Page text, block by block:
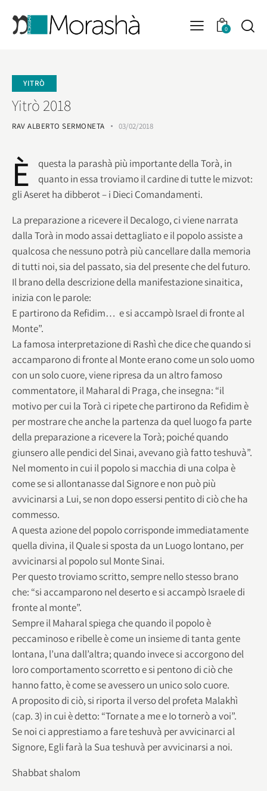
0
YITRÒ
Yitrò 2018
RAV ALBERTO SERMONETA 03/02/2018
È
questa la parashà più importante della Torà, in
quanto in essa troviamo il cardine di tutte le mizvot:
gli Aseret ha dibberot – i Dieci Comandamenti.
La preparazione a ricevere il Decalogo, ci viene narrata
dalla Torà in modo assai dettagliato e il popolo assiste a
qualcosa che nessuno potrà più cancellare dalla memoria
di tutti noi, sia del passato, sia del presente che del futuro.
Il brano della descrizione della manifestazione sinaitica,
inizia con le parole:
E partirono da Refidim… e si accampò Israel di fronte al
Monte”.
La famosa interpretazione di Rashì che dice che quando si
accamparono di fronte al Monte erano come un solo uomo
con un solo cuore, viene ripresa da un altro famoso
commentatore, il Maharal di Praga, che insegna: “il
motivo per cui la Torà ci ripete che partirono da Refidim è
per mostrare che anche la partenza da quel luogo fa parte
della preparazione a ricevere la Torà; poiché quando
giunsero alle pendici del Sinai, avevano già fatto teshuvà”.
Nel momento in cui il popolo si macchia di una colpa è
come se si allontanasse dal Signore e non può più
avvicinarsi a Lui, se non dopo essersi pentito di ciò che ha
commesso.
A questa azione del popolo corrisponde immediatamente
quella divina, il Quale si sposta da un Luogo lontano, per
avvicinarsi al popolo sul Monte Sinai.
Per questo troviamo scritto, sempre nello stesso brano
che: “si accamparono nel deserto e si accampò Israele di
fronte al monte”.
Sempre il Maharal spiega che quando il popolo è
peccaminoso e ribelle è come un insieme di tanta gente
lontana, l’una dall’altra; quando invece si accorgono del
loro comportamento scorretto e si pentono di ciò che
hanno fatto, è come se avessero un unico solo cuore.
A proposito di ciò, si riporta il verso del profeta Malakhì
(cap. 3) in cui è detto: “Tornate a me e Io tornerò a voi”.
Se noi ci apprestiamo a fare teshuvà per avvicinarci al
Signore, Egli farà la Sua teshuvà per avvicinarsi a noi.
Shabbat shalom